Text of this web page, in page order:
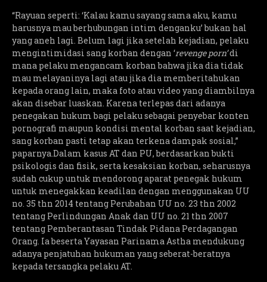
“Rayuan seperti: ‘Kalau kamu sayang sama aku, kamu
harusnya mau berhubungan intim denganku’ bukan hal
yang aneh lagi. Belum lagi jika setelah kejadian, pelaku
mengintimidasi sang korban dengan ‘revenge porn’di
mana pelaku mengancam korban bahwa jika dia tidak
mau melayaninya lagi atau jika dia memberitahukan
kepada orang lain, maka foto atau video yang diambilnya
akan disebar luaskan. Karena terlepas dari adanya
penegakan hukum bagi pelaku sebagai penyebar konten
pornografi maupun kondisi mental korban saat kejadian,
sang korban pasti tetap akan terkena dampak sosial,”
paparnya.Dalam kasus AT dan PU, berdasarkan bukti
psikologis dan fisik, serta kesaksian korban, seharusnya
sudah cukup untuk mendorong aparat penegak hukum
untuk menegakkan keadilan dengan menggunakan UU
no. 35 thn 2014 tentang Perubahan UU no. 23 thn 2002
tentang Perlindungan Anak dan UU no. 21 thn 2007
tentang Pemberantasan Tindak Pidana Perdagangan
Orang. Ia beserta Yayasan Parinama Astha mendukung
adanya penjatuhan hukuman yang seberat-beratnya
kepada tersangka pelaku AT.